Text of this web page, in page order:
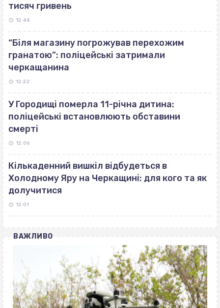
тисяч гривень
12:44
“Біля магазину погрожував перехожим
гранатою”: поліцейські затримали
черкащанина
12:22
У Городищі померла 11-річна дитина:
поліцейські встановлюють обставини
смерті
12:06
Кількаденний вишкіл відбудеться в
Холодному Яру на Черкащині: для кого та як
долучитися
12:01
ВАЖЛИВО